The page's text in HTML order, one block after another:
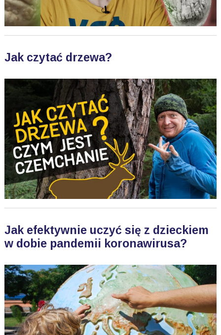
Jak czytać drzewa?
Jak efektywnie uczyć się z dzieckiem
w dobie pandemii koronawirusa?